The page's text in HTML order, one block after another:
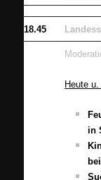
18.45
Heute
in